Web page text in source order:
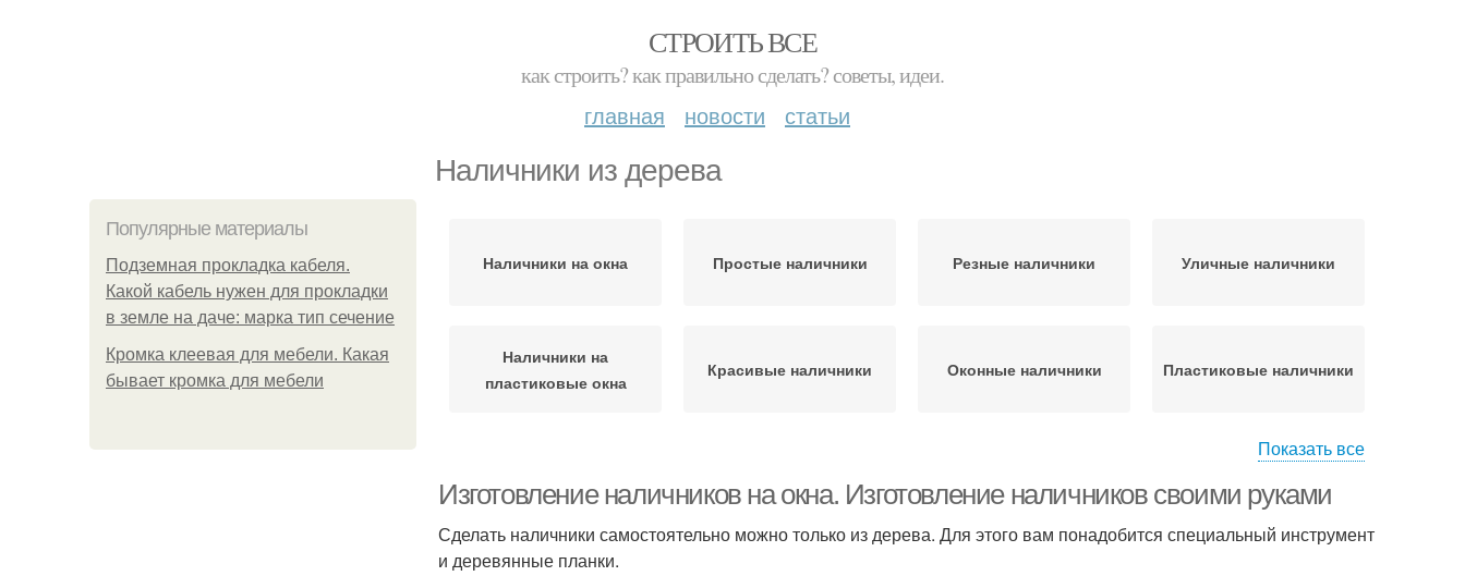
СТРОИТЬ ВСЕ
как строить? как правильно сделать? советы, идеи.
главная новости статьи
Наличники из дерева
Популярные материалы
Подземная прокладка кабеля.
Какой кабель нужен для прокладки
в земле на даче: марка тип сечение
Кромка клеевая для мебели. Какая
бывает кромка для мебели
Наличники на окна Простые наличники Резные наличники Уличные наличники
Наличники на
пластиковые окна
Красивые наличники Оконные наличники Пластиковые наличники
Показать все
Изготовление наличников на окна. Изготовление наличников своими руками
Сделать наличники самостоятельно можно только из дерева. Для этого вам понадобится специальный инструмент
и деревянные планки.